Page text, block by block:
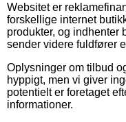
Websitet er
forskellige internet
produkter, og indhenter
sender videre fuldfører
Oplysninger om tilbud
hyppigt, men vi giver
potentielt er foretaget
informationer.